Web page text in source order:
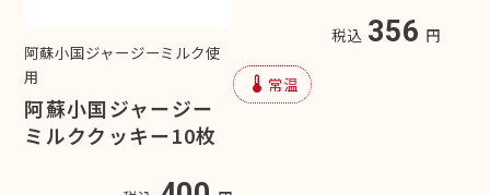
阿蘇小国ジャージーミルク使
用
阿蘇小国ジャージー
ミルククッキー10枚
税込 356 円
device_thermostat 常温